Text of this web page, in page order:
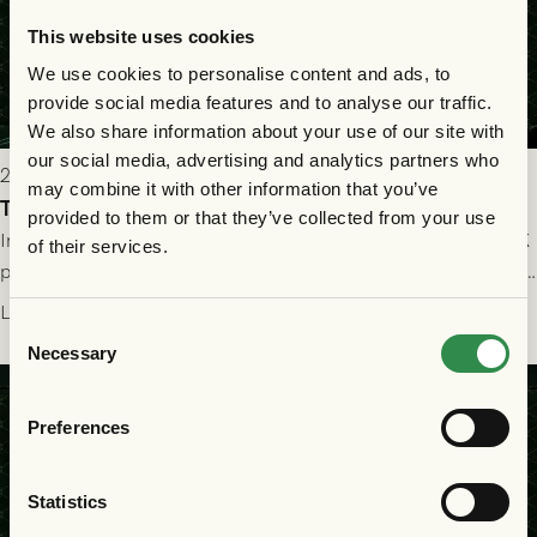
This website uses cookies
We use cookies to personalise content and ads, to
provide social media features and to analyse our traffic.
We also share information about your use of our site with
our social media, advertising and analytics partners who
may combine it with other information that you’ve
provided to them or that they’ve collected from your use
of their services.
Selection
Necessary
Preferences
Statistics
2026-07-25 19:00
Truppen till GAIS - Halmstads BK 26/7
Imorgon söndag spelar GAIS herrar hemma mot Halmstads BK
på Gamla Ullevi med avspark kl 16.30! Fredrik Holmberg och
ledarstaben har tagit ut följande trupp till matchen:
Läs mer